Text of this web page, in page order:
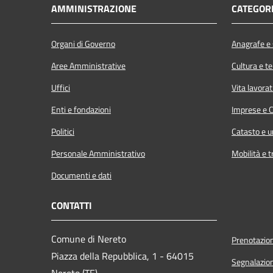
AMMINISTRAZIONE
Organi di Governo
Aree Amministrative
Uffici
Enti e fondazioni
Politici
Personale Amministrativo
Documenti e dati
Anagrafe
Cultura e
Vita
Imprese e
Catasto e
Mobilità e
CONTATTI
Comune di Nereto
Piazza della Repubblica, 1 - 64015